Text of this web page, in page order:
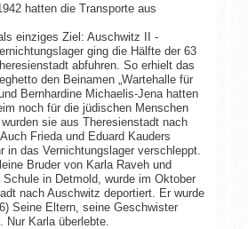
hatten die Transporte aus
einziges Ziel: Auschwitz II -
ging die Hälfte der 63
abfuhren. So erhielt das
den Beinamen „Wartehalle für
Bernhardine Michaelis-Jena hatten
noch für die jüdischen Menschen
sie aus Theresienstadt nach
Frieda und Eduard Kauders
in das Vernichtungslager verschleppt.
Bruder von Karla Raveh und
in Detmold, wurde im Oktober
nach Auschwitz deportiert. Er wurde
Seine Eltern, seine Geschwister
Karla überlebte.